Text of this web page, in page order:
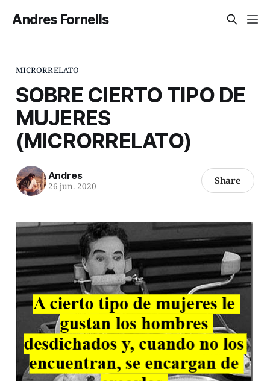
Andres Fornells
MICRORRELATO
SOBRE CIERTO TIPO DE
MUJERES
(MICRORRELATO)
Andres
26 jun. 2020 Share